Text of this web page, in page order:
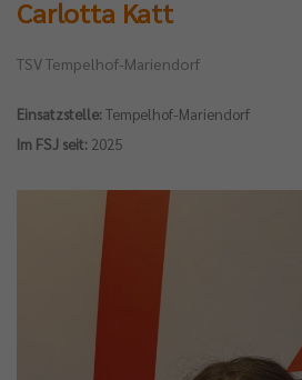
Carlotta Katt
TSV Tempelhof-Mariendorf
Einsatzstelle: Tempelhof-Mariendorf
Im FSJ seit: 2025